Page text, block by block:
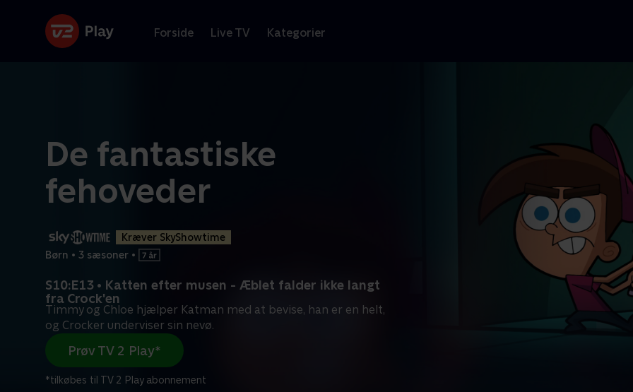
Forside Live TV Kategorier
De fantastiske
fehoveder
Kræver SkyShowtime
Børn • 3 sæsoner •
S10:E13 • Katten efter musen - Æblet falder ikke langt
fra Crock'en
Timmy og Chloe hjælper Katman med at bevise, han er en helt,
og Crocker underviser sin nevø.
Prøv TV 2 Play*
*tilkøbes til TV 2 Play abonnement